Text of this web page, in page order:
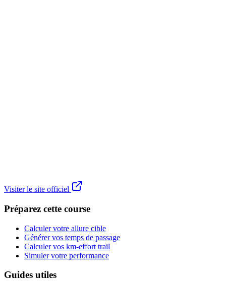
Visiter le site officiel
Préparez cette course
Calculer votre allure cible
Générer vos temps de passage
Calculer vos km-effort trail
Simuler votre performance
Guides utiles